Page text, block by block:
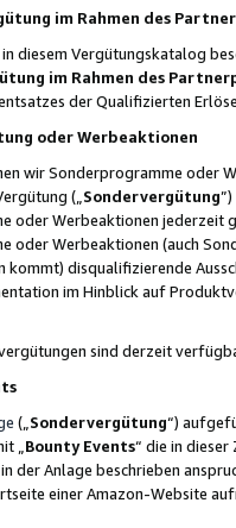
im Rahmen des
diesem Vergütungskatalog
im Rahmen des
der Qualifizierten
oder Werbeaktionen
wir Sonderprogramme oder
(„ Sondervergütung
oder Werbeaktionen jederzeit
oder Werbeaktionen (auch
disqualifizierende
im Hinblick auf
sind derzeit
(„ Sondervergütung“)
„ Bounty Events“ die in
der Anlage beschrieben
einer Amazon-Website